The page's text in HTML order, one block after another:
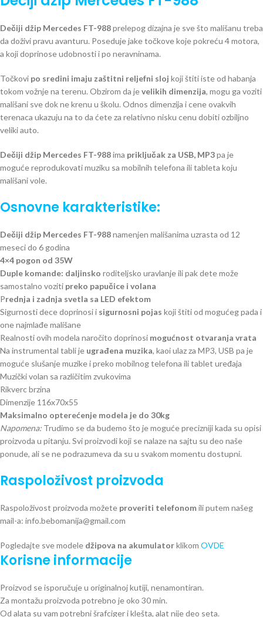
Dečiji džip Mercedes FT-988prelepog dizajna je sve što mališanu treba
da doživi pravu avanturu. Poseduje jake točkove koje pokreću 4 motora,
a koji doprinose udobnosti i po neravninama.
Točkovi po sredini imaju zaštitni reljefni sloj koji štiti iste od habanja
tokom vožnje na terenu. Obzirom da jevelikih dimenzija, mogu ga voziti
mališani sve dok ne krenu u školu. Odnos dimenzija i cene ovakvih
terenaca ukazuju na to da ćete za relativno nisku cenu dobiti ozbiljno
veliki auto.
Dečiji džip Mercedes FT-988ima priključak za USB, MP3pa je
moguće reprodukovati muziku sa mobilnih telefona ili tableta koju
mališani vole.
Osnovne karakteristike:
Dečiji džip Mercedes FT-988namenjen mališanima uzrasta od 12
meseci do 6 godina
4×4 pogon od 35W
Duple komande: daljinsko roditeljsko uravlanje ili pak dete može
samostalno voziti preko papučice i volana
Prednja i zadnja svetla sa LED efektom
Sigurnosti dece doprinosi i sigurnosni pojas koji štiti od mogućeg pada i
one najmlađe mališane
Realnosti ovih modela naročito doprinosi mogućnost otvaranja vrata
Na instrumental tabli je ugrađena muzika, kaoi ulaz za MP3, USB pa je
moguće slušanje muzike i preko mobilnog telefona ili tablet uređaja
Muzički volan sa različitim zvukovima
Rikverc brzina
Dimenzije 116x70x55
Maksimalno opterećenje modela je do 30kg
Napomena: Trudimo se da budemo što je moguće precizniji kada su opisi
proizvoda u pitanju. Svi proizvodi koji se nalaze na sajtu su deo naše
ponude, ali se ne podrazumeva da su u svakom momentu dostupni.
Raspoloživost proizvoda
Raspoloživost proizvoda možete proveriti telefonomili putem našeg
mail-a: info.bebomanija@gmail.com
Pogledajte sve modele džipova na akumulatorklikom OVDE
Korisne informacije
Proizvod se isporučuje u originalnoj kutiji, nenamontiran.
Za montažu proizvoda potrebno je oko 30 min.
Od alata su vam potrebni šrafciger i klešta, alat nije deo seta.